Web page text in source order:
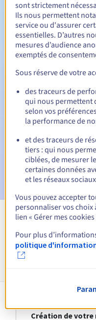
Durée de
Période de rédemption
Notifications
E-mails d'avertissement
date d'échéance
suspension du nom de
E-mail après la
notification de la
Création de votre
sont strictement
Ils nous permettent
service ou d'assurer
essentielles. D’autres
mesures d’audience
exemptés de
Sous réserve de votre
des traceurs de
qui nous permettent
selon vos
la performance de
et des traceurs de
tiers : qui nous
ciblées, de mesurer
certaines données
et les réseaux
Vous pouvez accepter
personnaliser vos
lien « Gérer mes
Pour plus
politique